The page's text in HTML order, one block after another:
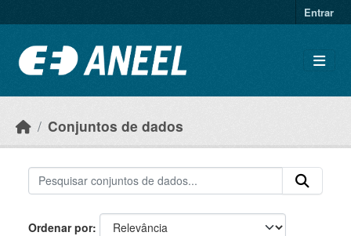
Entrar
Conjuntos de dados
Ordenar por